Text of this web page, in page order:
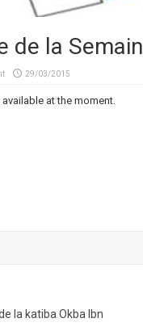
29/03/2015
at the moment.
la katiba Okba Ibn